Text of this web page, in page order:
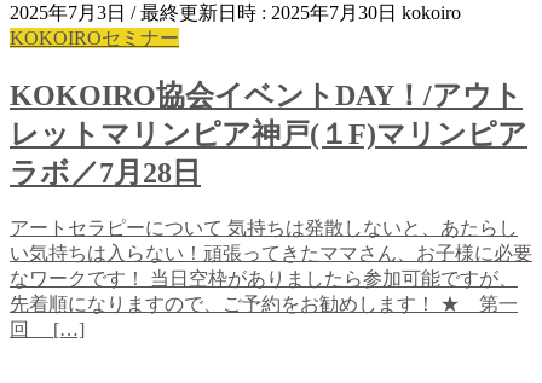
2025年7月3日 / 最終更新日時 : 2025年7月30日 kokoiro
KOKOIROセミナー
KOKOIRO協会イベントDAY！/アウト
レットマリンピア神戸(１F)マリンピア
ラボ／7月28日
アートセラピーについて 気持ちは発散しないと、あたらし
い気持ちは入らない！頑張ってきたママさん、お子様に必要
なワークです！ 当日空枠がありましたら参加可能ですが、
先着順になりますので、ご予約をお勧めします！ ★ 第一
回 […]